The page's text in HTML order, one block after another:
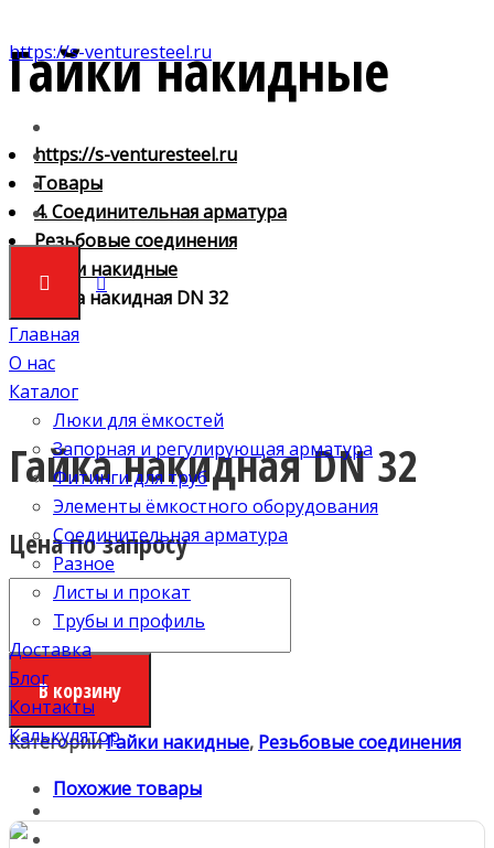
https://s-venturesteel.ru
Главная
О нас
Каталог
Люки для ёмкостей
Запорная и регулирующая арматура
Фитинги для труб
Элементы ёмкостного оборудования
Соединительная арматура
Разное
Листы и прокат
Трубы и профиль
Доставка
Блог
Контакты
Калькулятор
Гайки накидные
https://s-venturesteel.ru
Товары
4. Соединительная арматура
Резьбовые соединения
Гайки накидные
Гайка накидная DN 32
Гайка накидная DN 32
Цена по запросу
Количество
Гайка
накидная
DN
32
В корзину
КатегорииГайки накидные, Резьбовые соединения
Похожие товары